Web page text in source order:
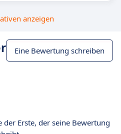
anzeigen
Eine Bewertung schreiben
der Erste, der seine Bewertung